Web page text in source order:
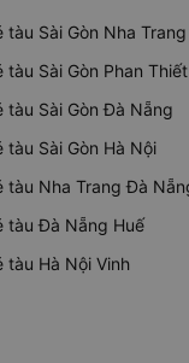
tàu Sài Gòn Nha Trang
tàu Sài Gòn Phan Thiết
tàu Sài Gòn Đà Nẵng
tàu Sài Gòn Hà Nội
tàu Nha Trang Đà
tàu Đà Nẵng Huế
tàu Hà Nội Vinh